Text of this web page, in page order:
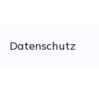
Datenschutz